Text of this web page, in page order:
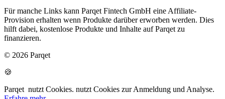
Für manche Links kann Parqet Fintech GmbH eine Affiliate-
Provision erhalten wenn Produkte darüber erworben werden. Dies
hilft dabei, kostenlose Produkte und Inhalte auf Parqet zu
finanzieren.
© 2026 Parqet
🍪
Parqet nutzt Cookies. nutzt Cookies zur Anmeldung und Analyse.